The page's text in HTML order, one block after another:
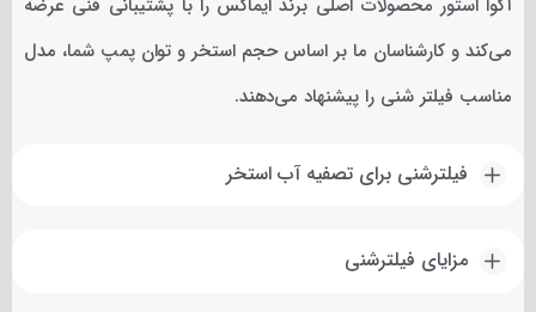
آکوا استور محصولات اصلی برند ایماکس را با پشتیبانی فنی عرضه
می‌کند و کارشناسان ما بر اساس حجم استخر و توان پمپ شما، مدل
مناسب فیلتر شنی را پیشنهاد می‌دهند.
فیلترشنی برای تصفیه آب استخر
مزایای فیلترشنی